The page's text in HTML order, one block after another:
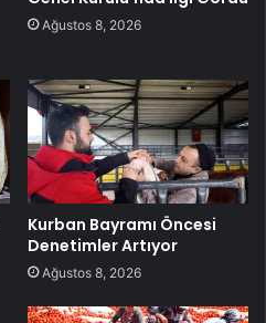
Ağustos 8, 2026
Kurban Bayramı Öncesi
Denetimler Artıyor
Ağustos 8, 2026